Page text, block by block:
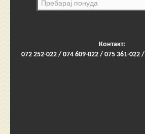
Контакт:
072 252-022 / 074 609-022 / 075 361-022 /